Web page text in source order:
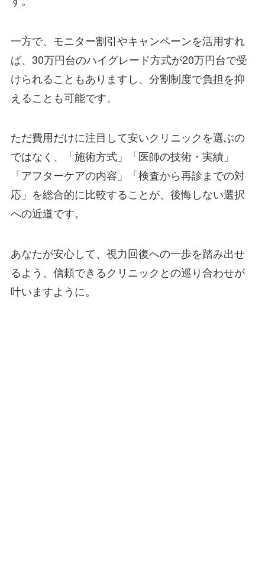
一方で、モニター割引やキャンペーンを活用すれ
ば、30万円台のハイグレード方式が20万円台で受
けられることもありますし、分割制度で負担を抑
えることも可能です。
ただ費用だけに注目して安いクリニックを選ぶの
ではなく、「施術方式」「医師の技術・実績」
「アフターケアの内容」「検査から再診までの対
応」を総合的に比較することが、後悔しない選択
への近道です。
あなたが安心して、視力回復への一歩を踏み出せ
るよう、信頼できるクリニックとの巡り合わせが
叶いますように。